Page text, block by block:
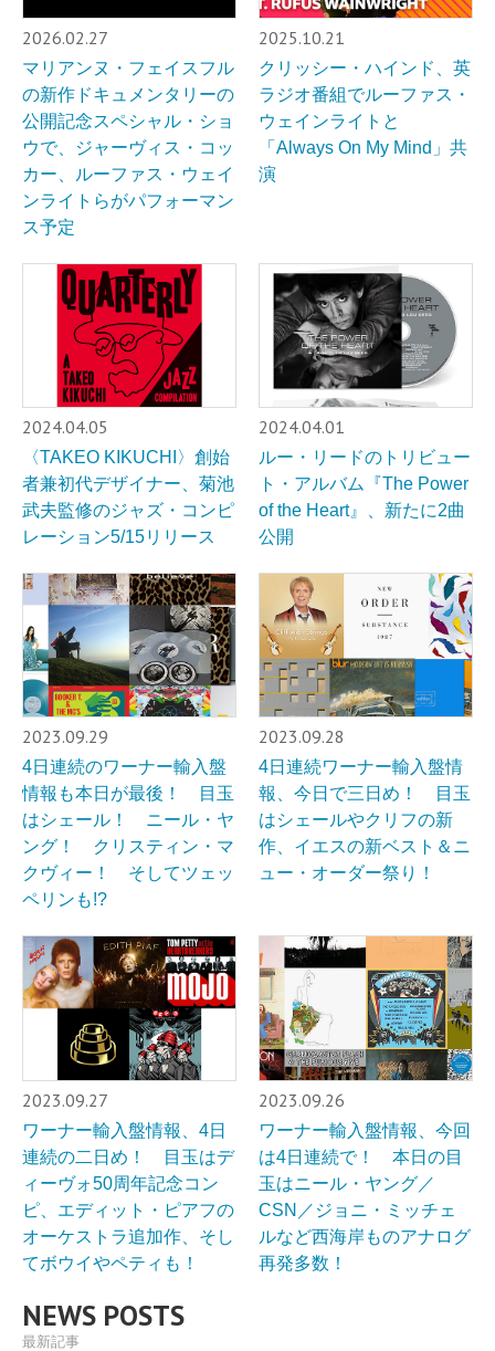
2026.02.27
マリアンヌ・フェイスフル
の新作ドキュメンタリーの
公開記念スペシャル・ショ
ウで、ジャーヴィス・コッ
カー、ルーファス・ウェイ
ンライトらがパフォーマン
ス予定
2025.10.21
クリッシー・ハインド、英
ラジオ番組でルーファス・
ウェインライトと
「Always On My Mind」共
演
2024.04.05
〈TAKEO KIKUCHI〉創始
者兼初代デザイナー、菊池
武夫監修のジャズ・コンピ
レーション5/15リリース
2024.04.01
ルー・リードのトリビュー
ト・アルバム『The Power
of the Heart』、新たに2曲
公開
2023.09.29
4日連続のワーナー輸入盤
情報も本日が最後！ 目玉
はシェール！ ニール・ヤ
ング！ クリスティン・マ
クヴィー！ そしてツェッ
ペリンも!?
2023.09.28
4日連続ワーナー輸入盤情
報、今日で三日め！ 目玉
はシェールやクリフの新
作、イエスの新ベスト＆ニ
ュー・オーダー祭り！
2023.09.27
ワーナー輸入盤情報、4日
連続の二日め！ 目玉はデ
ィーヴォ50周年記念コン
ピ、エディット・ピアフの
オーケストラ追加作、そし
てボウイやペティも！
2023.09.26
ワーナー輸入盤情報、今回
は4日連続で！ 本日の目
玉はニール・ヤング／
CSN／ジョニ・ミッチェ
ルなど西海岸ものアナログ
再発多数！
NEWS POSTS
最新記事